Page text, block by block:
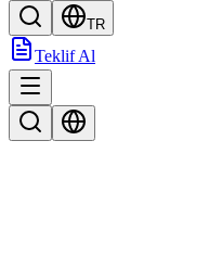
TR
Teklif Al